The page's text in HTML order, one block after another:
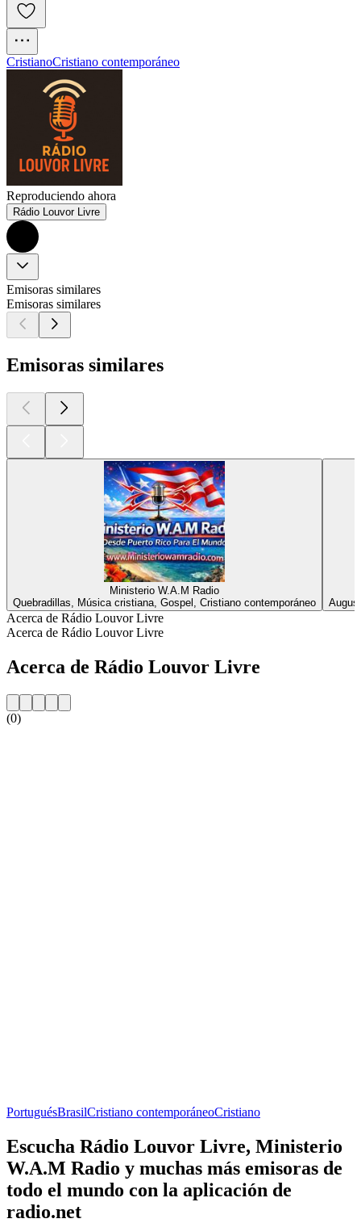
CristianoCristiano contemporáneo
Reproduciendo ahora
Rádio Louvor Livre
Emisoras similares
Emisoras similares
Emisoras similares
Ministerio W.A.M Radio
Quebradillas, Música cristiana, Gospel, Cristiano contemporáneo
Acerca de Rádio Louvor Livre
Acerca de Rádio Louvor Livre
Acerca de Rádio Louvor Livre
(0)
PortuguésBrasilCristiano contemporáneoCristiano
Escucha Rádio Louvor Livre, Ministerio
W.A.M Radio y muchas más emisoras de
todo el mundo con la aplicación de
radio.net